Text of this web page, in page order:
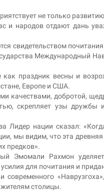
не только
и народов отдают дань
свидетельством
Международный
как праздник весны и
Европе и США.
качествами, добротой,
скрепляет узы
Лидер нации сказал:
мы видим, что эта
предков».
Эмомали Рахмон
для почитания и
современного
столицы.